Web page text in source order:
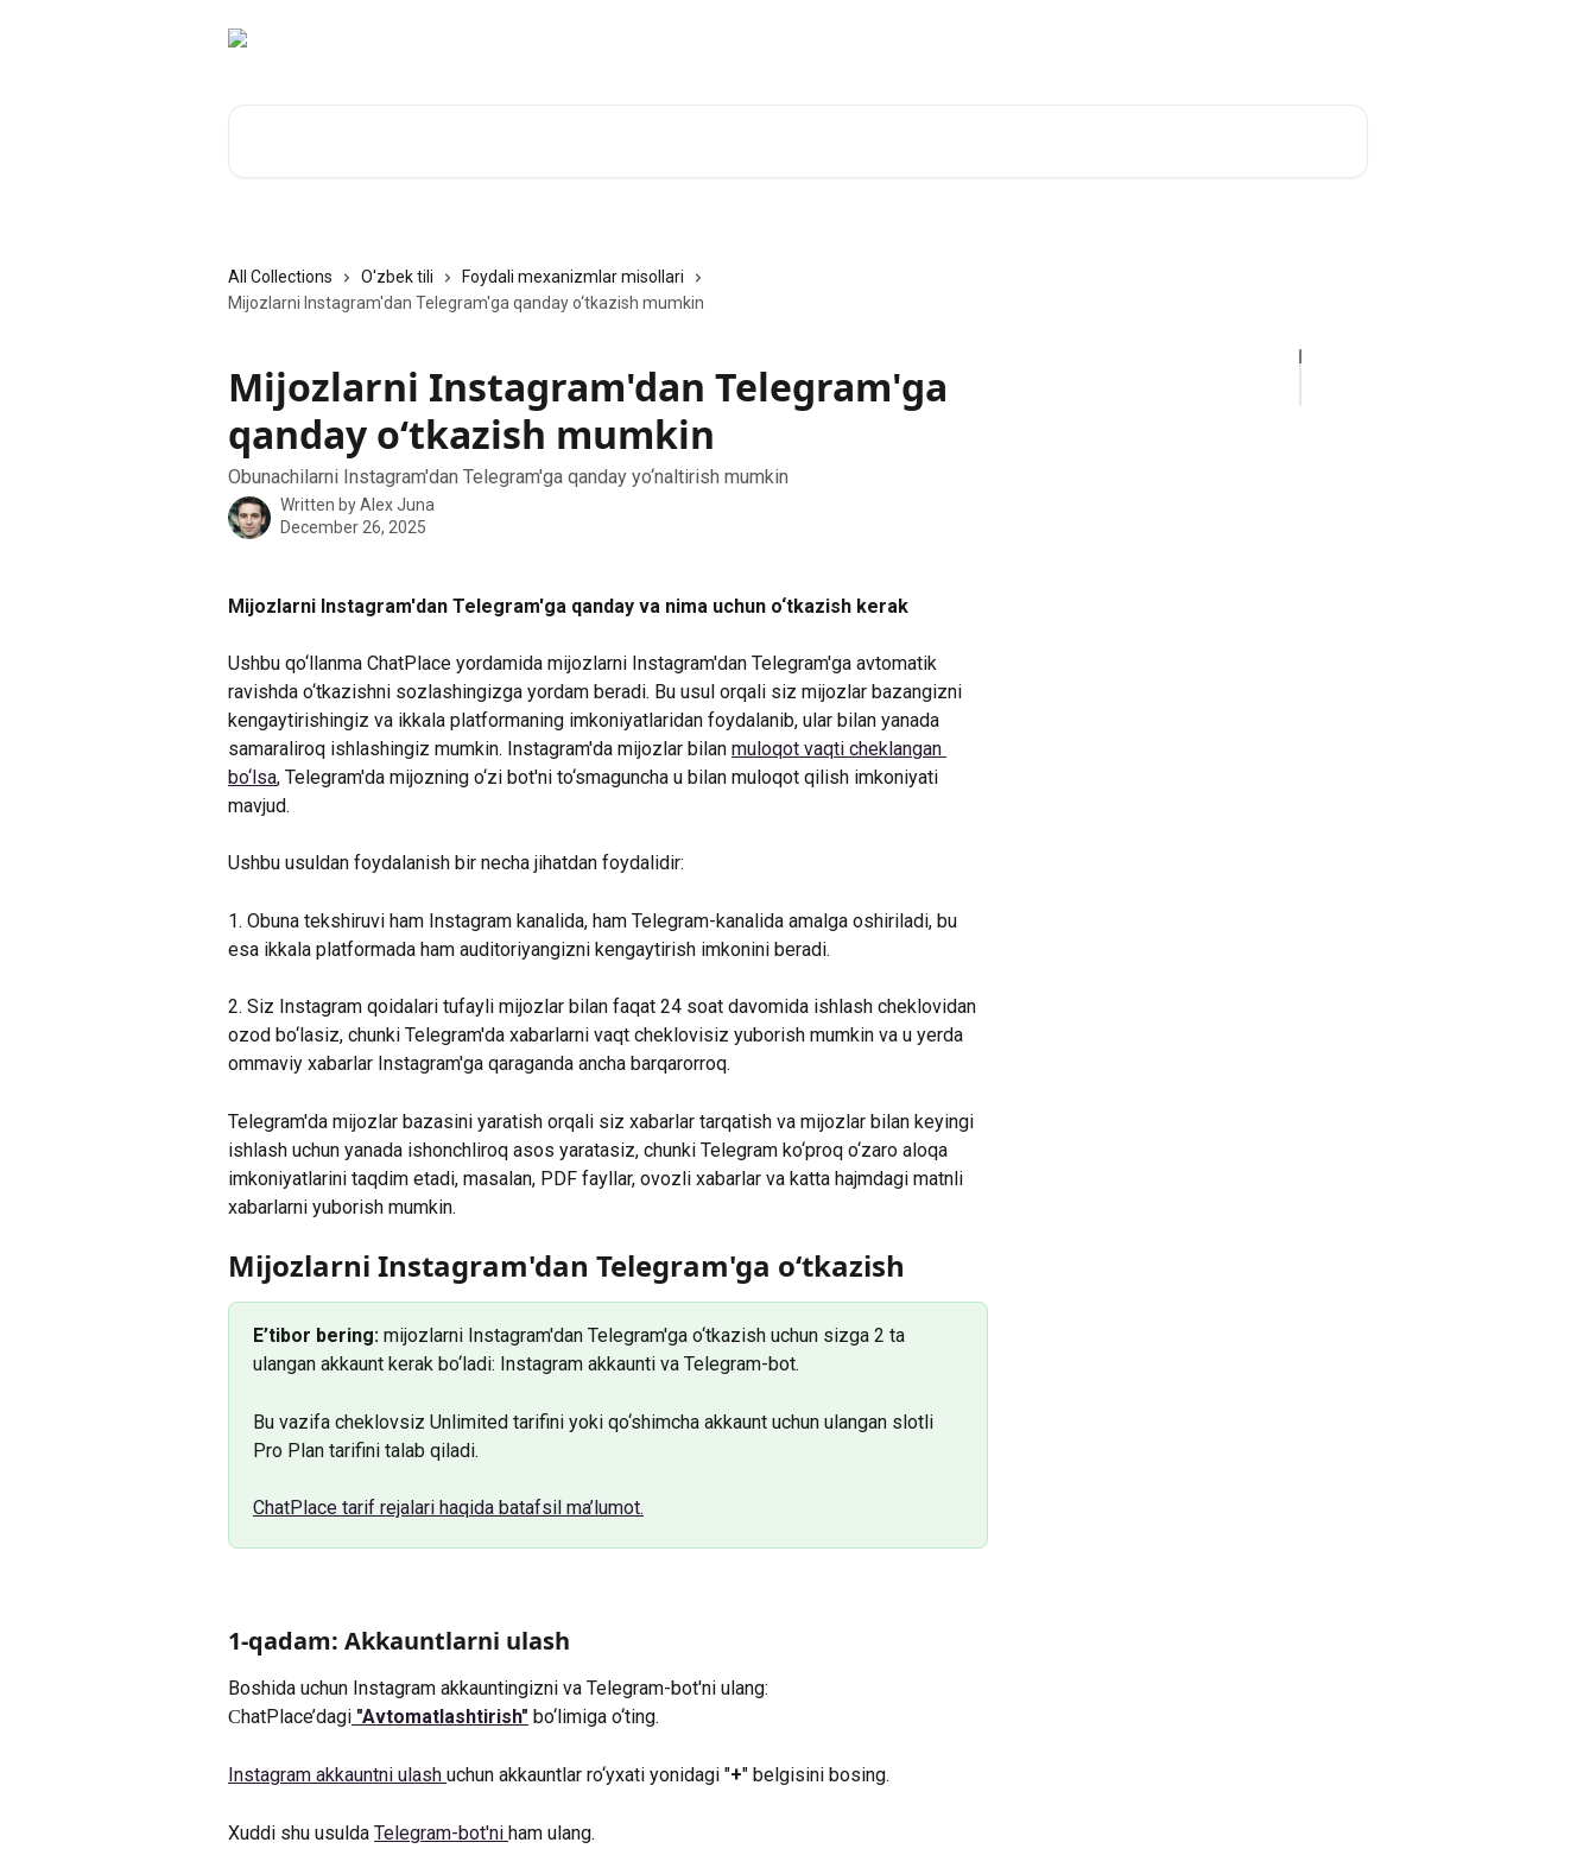
All Collections O'zbek tili
Foydali mexanizmlar misollari
Mijozlarni Instagram'dan Telegram'ga qanday o‘tkazish mumkin
Mijozlarni Instagram'dan Telegram'ga
qanday o‘tkazish mumkin
Obunachilarni Instagram'dan Telegram'ga qanday yo‘naltirish mumkin
Written byAlex Juna
December 26, 2025
Mijozlarni Instagram'dan Telegram'ga qanday va nima uchun o‘tkazish kerak
Ushbu qo‘llanma ChatPlace yordamida mijozlarni Instagram'dan Telegram'ga avtomatik
ravishda o‘tkazishni sozlashingizga yordam beradi. Bu usul orqali siz mijozlar bazangizni
kengaytirishingiz va ikkala platformaning imkoniyatlaridan foydalanib, ular bilan yanada
samaraliroq ishlashingiz mumkin. Instagram'da mijozlar bilan muloqot vaqti cheklangan
bo‘lsa, Telegram'da mijozning o‘zi bot'ni to‘smaguncha u bilan muloqot qilish imkoniyati
mavjud.
Ushbu usuldan foydalanish bir necha jihatdan foydalidir:
1. Obuna tekshiruvi ham Instagram kanalida, ham Telegram-kanalida amalga oshiriladi, bu
esa ikkala platformada ham auditoriyangizni kengaytirish imkonini beradi.
2. Siz Instagram qoidalari tufayli mijozlar bilan faqat 24 soat davomida ishlash cheklovidan
ozod bo‘lasiz, chunki Telegram'da xabarlarni vaqt cheklovisiz yuborish mumkin va u yerda
ommaviy xabarlar Instagram'ga qaraganda ancha barqarorroq.
Telegram'da mijozlar bazasini yaratish orqali siz xabarlar tarqatish va mijozlar bilan keyingi
ishlash uchun yanada ishonchliroq asos yaratasiz, chunki Telegram ko‘proq o‘zaro aloqa
imkoniyatlarini taqdim etadi, masalan, PDF fayllar, ovozli xabarlar va katta hajmdagi matnli
xabarlarni yuborish mumkin.
Mijozlarni Instagram'dan Telegram'ga o‘tkazish
E’tibor bering: mijozlarni Instagram'dan Telegram'ga o‘tkazish uchun sizga 2 ta
ulangan akkaunt kerak bo‘ladi: Instagram akkaunti va Telegram-bot.
Bu vazifa cheklovsiz Unlimited tarifini yoki qo‘shimcha akkaunt uchun ulangan slotli
Pro Plan tarifini talab qiladi.
ChatPlace tarif rejalari haqida batafsil ma’lumot.
1-qadam: Akkauntlarni ulash
Boshida uchun Instagram akkauntingizni va Telegram-bot'ni ulang:
СhatPlace’dagi "Avtomatlashtirish" bo‘limiga o‘ting.
Instagram akkauntni ulash uchun akkauntlar ro‘yxati yonidagi "+" belgisini bosing.
Xuddi shu usulda Telegram-bot'ni ham ulang.